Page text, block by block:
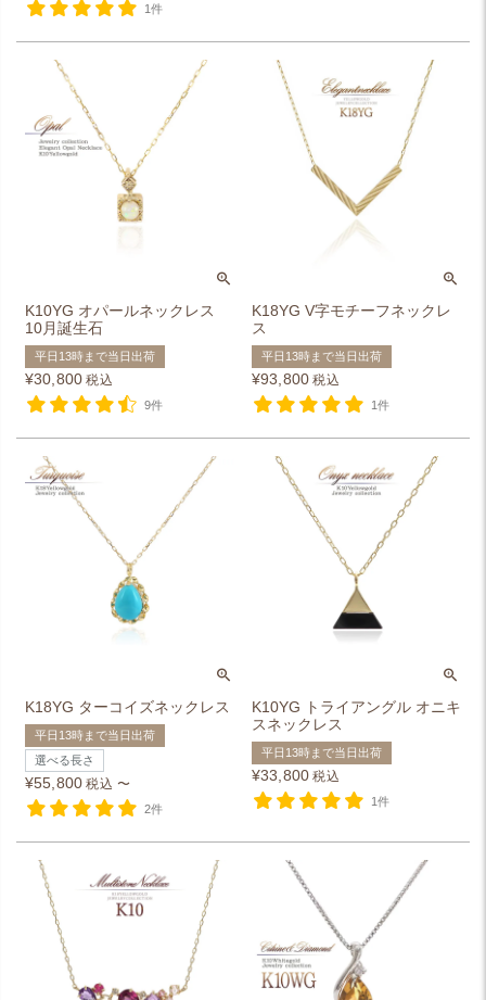
1件
K10YG オパールネックレス
10月誕生石
平日13時まで当日出荷
¥30,800 税込
9件
K18YG V字モチーフネックレ
ス
平日13時まで当日出荷
¥93,800 税込
1件
K18YG ターコイズネックレス
平日13時まで当日出荷
選べる長さ
¥55,800 税込 〜
2件
K10YG トライアングル オニキ
スネックレス
平日13時まで当日出荷
¥33,800 税込
1件